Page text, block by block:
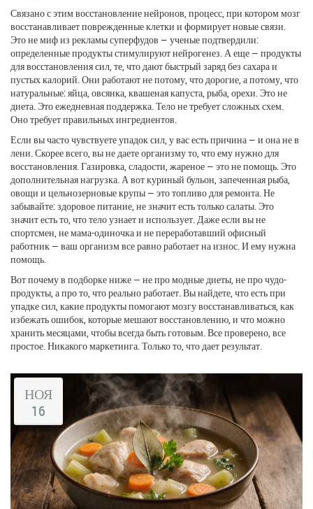
Связано с этимвосстановление нейронов процесс, при котором мозг
восстанавливает поврежденные клетки и формирует новые связи
Это не миф из рекламы суперфудов — ученые подтвердили:
определенные продукты стимулируют нейрогенез . А еще — продукты
для восстановления сил те, что дают быстрый заряд без сахара и
пустых калорий . Они работают не потому, что дорогие, а потому, что
натуральные: яйца, овсянка, квашеная капуста, рыба, орехи . Это не
диета. Это ежедневная поддержка. Тело не требует сложных схем.
Оно требует правильных ингредиентов.
Если вы часто чувствуете упадок сил, у вас есть причина — и она не в
лени. Скорее всего, вы не даете организму то, что ему нужно для
восстановления. Газировка, сладости, жареное — это не помощь. Это
дополнительная нагрузка. А вот куриный бульон, запеченная рыба,
овощи и цельнозерновые крупы — это топливо для ремонта. Не
забывайте:здоровое питание не значит есть только салаты. Это
значит есть то, что тело узнает и использует . Даже если вы не
спортсмен, не мама-одиночка и не переработавший офисный
работник — ваш организм все равно работает на износ. И ему нужна
помощь.
Вот почему в подборке ниже — не про модные диеты, не про чудо-
продукты, а про то, что реально работает. Вы найдете, что есть при
упадке сил, какие продукты помогают мозгу восстанавливаться, как
избежать ошибок, которые мешают восстановлению, и что можно
хранить месяцами, чтобы всегда быть готовым. Все проверено, все
простое. Никакого маркетинга. Только то, что дает результат.
НОЯ
16